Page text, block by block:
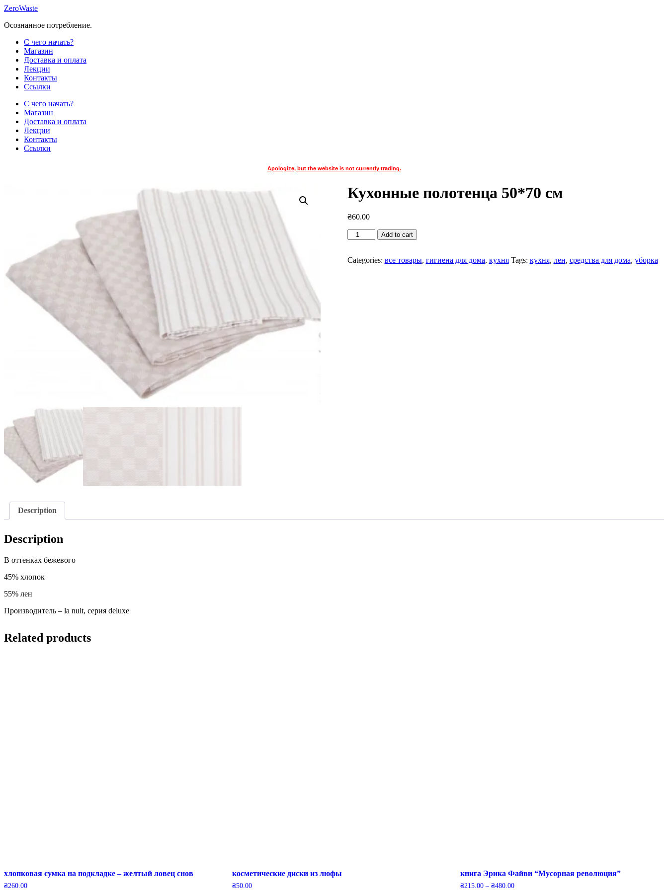
Skip
content
ZeroWaste
Осознанное потребление.
С чего начать?
Магазин
Доставка и оплата
Лекции
Контакты
Ссылки
С чего начать?
Магазин
Доставка и оплата
Лекции
Контакты
Ссылки
Apologize, but the website is not currently trading.
Кухонные полотенца 50*70 см
₴60.00
Кухонные
полотенца
см
Add to cart
Categories: все товары, гигиена для дома, кухня Tags: кухня, лен, средства для дома, уборка
Description
Description
В оттенках бежевого
45% хлопок
55% лен
Производитель – la nuit, серия deluxe
Related products
хлопковая сумка на подкладке – желтый ловец снов
₴260.00
косметические диски из люфы
₴50.00
книга Эрика Файви “Мусорная революция”
₴215.00– ₴480.00